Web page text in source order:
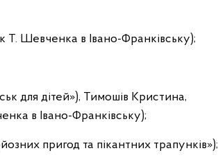
Т. Шевченка в Івано-Франківську);
для дітей»), Тимошів Кристина,
в Івано-Франківську);
пригод та пікантних трапунків»);